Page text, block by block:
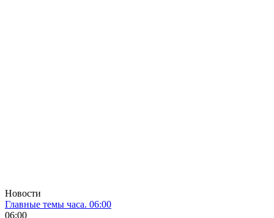
Новости
Главные темы часа. 06:00
06:00